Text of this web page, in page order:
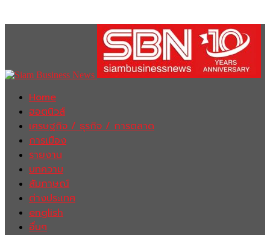
Home
ฮอตนิวส์
เศรษฐกิจ / ธุรกิจ / การตลาด
การเมือง
รายงาน
บทความ
สัมภาษณ์
ต่างประเทศ
english
อื่นๆ